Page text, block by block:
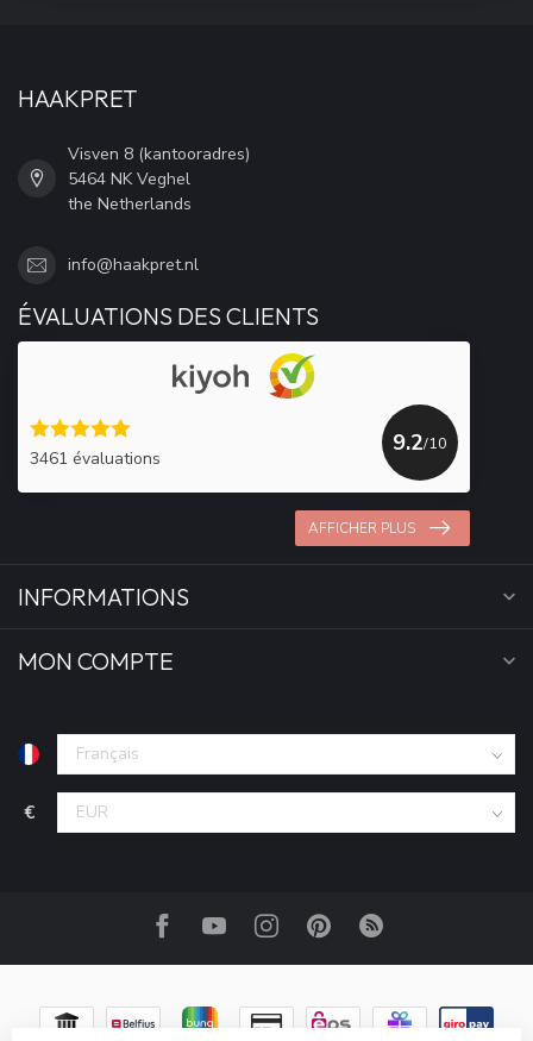
HAAKPRET
Visven 8 (kantooradres)
5464 NK Veghel
the Netherlands
info@haakpret.nl
ÉVALUATIONS DES CLIENTS
3461 évaluations
9.2/10
AFFICHER PLUS
INFORMATIONS
MON COMPTE
€